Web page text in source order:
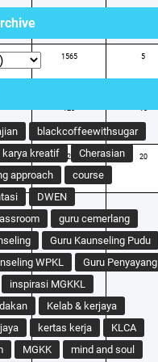
1565 5
120 10
320 20
blackcoffeewithsugar
karya kreatif
Cherasian
approach
course
DWEN
guru cemerlang
Guru Kaunseling Pudu
WPKL
Guru Penyayang
inspirasi MGKKL
Kelab & kerjaya
kertas kerja
KLCA
MGKK
mind and soul